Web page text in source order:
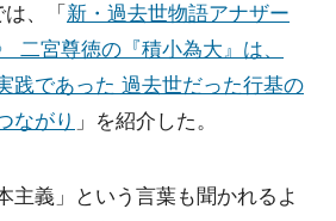
、「新・過去世物語アナザー
二宮尊徳の『積小為大』は、
践であった 過去世だった行基の
ながり 」を紹介した。
主義」という言葉も聞かれるよ